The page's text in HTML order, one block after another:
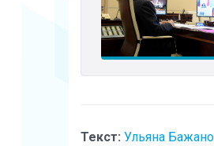
Текст: Ульяна